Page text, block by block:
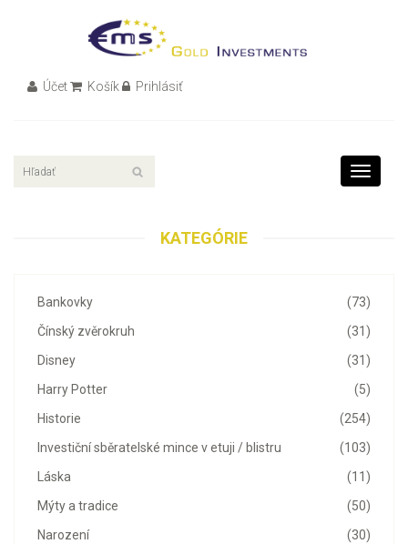
Účet Košík Prihlásiť
Toggle
KATEGÓRIE
(73)
Bankovky
(31)
Čínský zvěrokruh
(31)
Disney
(5)
Harry Potter
(254)
Historie
(103)
Investiční sběratelské mince v etuji / blistru
(11)
Láska
(50)
Mýty a tradice
(30)
Narození